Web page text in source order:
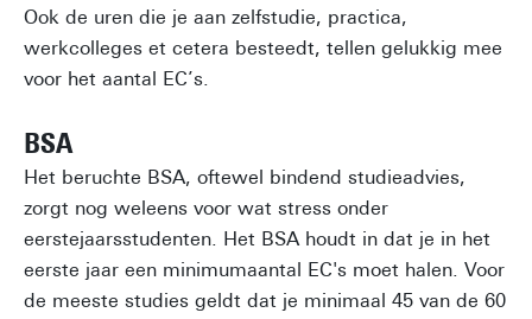
Ook de uren die je aan zelfstudie, practica,
werkcolleges et cetera besteedt, tellen gelukkig mee
voor het aantal EC’s.
BSA
Het beruchte BSA, oftewel bindend studieadvies,
zorgt nog weleens voor wat stress onder
eerstejaarsstudenten. Het BSA houdt in dat je in het
eerste jaar een minimumaantal EC's moet halen. Voor
de meeste studies geldt dat je minimaal 45 van de 60